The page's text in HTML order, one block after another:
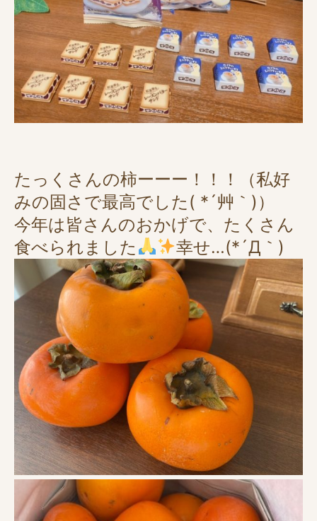
たっくさんの柿ーーー！！！（私好
みの固さで最高でした( *´艸｀)）
今年は皆さんのおかげで、たくさん
食べられました
幸せ…(*´Д｀)